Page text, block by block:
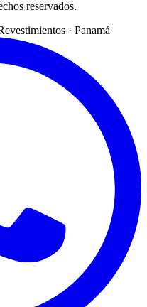
reservados.
· Panamá